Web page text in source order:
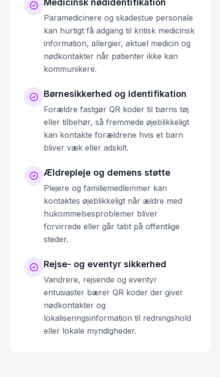
Paramedicinere og skadestue personale
kan hurtigt få adgang til kritisk medicinsk
information, allergier, aktuel medicin og
nødkontakter når patienter ikke kan
kommunikere.
Børnesikkerhed og identifikation
Forældre fastgør QR koder til børns tøj
eller tilbehør, så fremmede øjeblikkeligt
kan kontakte forældrene hvis et barn
bliver væk eller adskilt.
Ældrepleje og demens støtte
Plejere og familiemedlemmer kan
kontaktes øjeblikkeligt når ældre med
hukommelsesproblemer bliver
forvirrede eller går tabt på offentlige
steder.
Rejse- og eventyr sikkerhed
Vandrere, rejsende og eventyr
entusiaster bærer QR koder der giver
nødkontakter og
lokaliseringsinformation til redningshold
eller lokale myndigheder.